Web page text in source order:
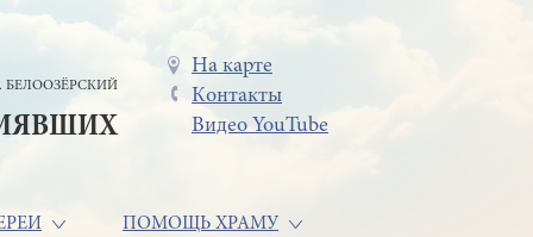
БЕЛООЗЁРСКИЙ
Меню
в
На карте
Контакты
Видео YouTube
ПОМОЩЬ ХРАМУ